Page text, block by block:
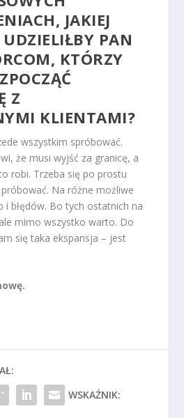
JAKIEJ
PAN
KTÓRZY
Z
KLIENTAMI?
wszystkim spróbować.
że musi wyjść za granicę, a
robi. Trzeba się po prostu
Na różne możliwe
i błędów. Bo tych ostatnich na
mimo wszystko warto. Do
się taka ekspansja – jest
WSKAŹNIK: